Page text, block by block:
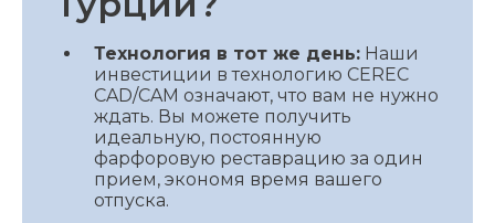
Технология в тот же день: Наши
инвестиции в технологию CEREC
CAD/CAM означают, что вам не нужно
ждать. Вы можете получить
идеальную, постоянную
фарфоровую реставрацию за один
прием, экономя время вашего
отпуска.